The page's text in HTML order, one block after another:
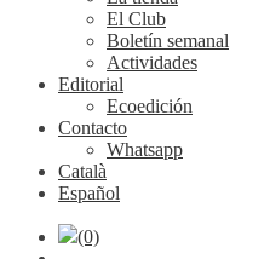
El Club
Boletín semanal
Actividades
Editorial
Ecoedición
Contacto
Whatsapp
Català
Español
(0)